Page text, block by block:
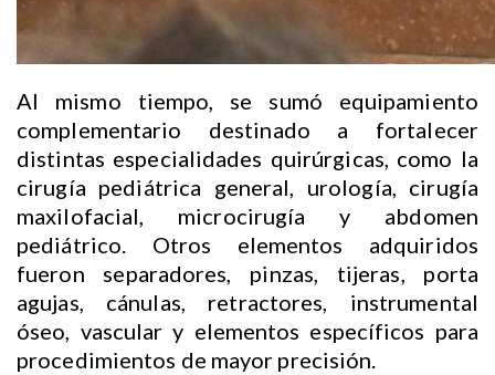
Al mismo tiempo, se sumó equipamiento
complementario destinado a fortalecer
distintas especialidades quirúrgicas, como la
cirugía pediátrica general, urología, cirugía
maxilofacial, microcirugía y abdomen
pediátrico. Otros elementos adquiridos
fueron separadores, pinzas, tijeras, porta
agujas, cánulas, retractores, instrumental
óseo, vascular y elementos específicos para
procedimientos de mayor precisión.